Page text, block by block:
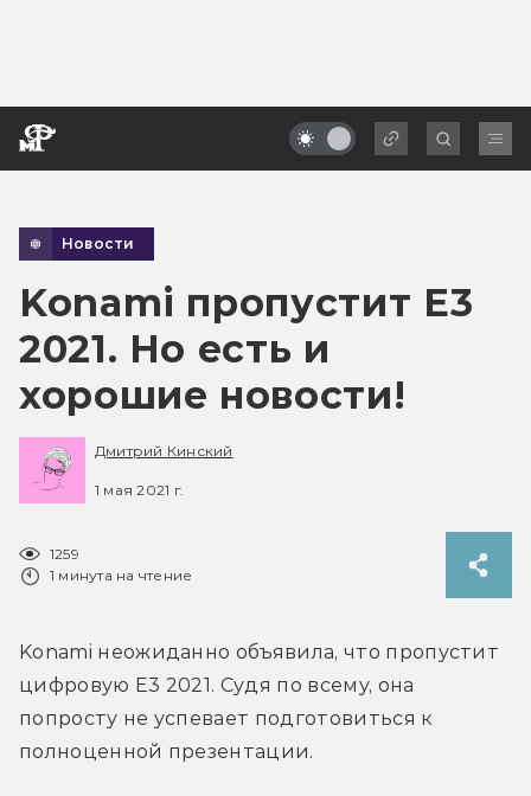
Новости
Konami пропустит E3
2021. Но есть и
хорошие новости!
Дмитрий Кинский
1 мая 2021 г.
1259
1 минута на чтение
Konami неожиданно объявила, что пропустит
цифровую E3 2021. Судя по всему, она
попросту не успевает подготовиться к
полноценной презентации.